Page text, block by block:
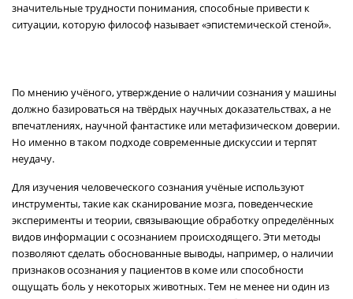
значительные трудности понимания, способные привести к
ситуации, которую философ называет «эпистемической стеной».
По мнению учёного, утверждение о наличии сознания у машины
должно базироваться на твёрдых научных доказательствах, а не
впечатлениях, научной фантастике или метафизическом доверии.
Но именно в таком подходе современные дискуссии и терпят
неудачу.
Для изучения человеческого сознания учёные используют
инструменты, такие как сканирование мозга, поведенческие
эксперименты и теории, связывающие обработку определённых
видов информации с осознанием происходящего. Эти методы
позволяют сделать обоснованные выводы, например, о наличии
признаков осознания у пациентов в коме или способности
ощущать боль у некоторых животных. Тем не менее ни один из